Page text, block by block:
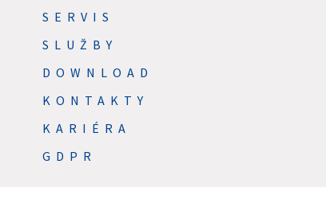
SERVIS
SLUŽBY
DOWNLOAD
KONTAKTY
KARIÉRA
GDPR